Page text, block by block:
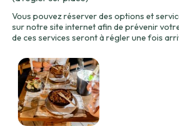
Vous pouvez réserver des options et
sur notre site internet afin de prévenir
de ces services seront à régler une fois